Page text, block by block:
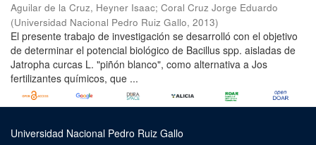
Aguilar de la Cruz, Heyner Isaac; Coral Cruz Jorge Eduardo
(Universidad Nacional Pedro Ruiz Gallo, 2013)
El presente trabajo de investigación se desarrolló con el objetivo
de determinar el potencial biológico de Bacillus spp. aisladas de
Jatropha curcas L. "piñón blanco", como alternativa a Jos
fertilizantes químicos, que ...
Universidad Nacional Pedro Ruiz Gallo